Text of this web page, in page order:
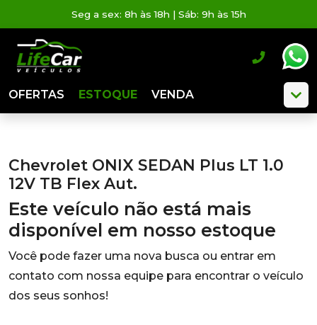
Seg a sex: 8h às 18h | Sáb: 9h às 15h
OFERTAS ESTOQUE VENDA
Chevrolet ONIX SEDAN Plus LT 1.0
12V TB Flex Aut.
Este veículo não está mais
disponível em nosso estoque
Você pode fazer uma nova busca ou entrar em
contato com nossa equipe para encontrar o veículo
dos seus sonhos!